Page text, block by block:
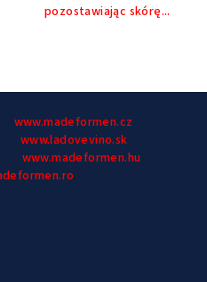
pozostawiając skórę...
www.madeformen.cz
www.ladovevino.sk
www.madeformen.hu